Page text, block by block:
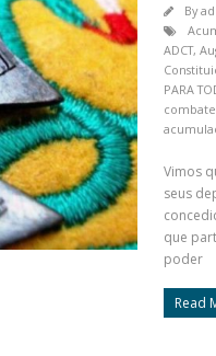
By
ADCT,
PARA
Vimos
seus
que
poder
Read